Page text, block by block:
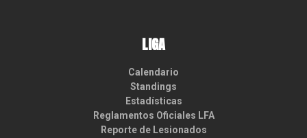
LIGA
Calendario
Standings
Estadísticas
Reglamentos Oficiales LFA
Reporte de Lesionados